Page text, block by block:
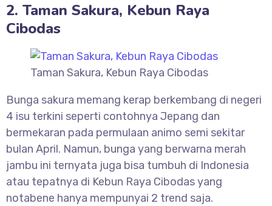
2. Taman Sakura, Kebun Raya
Cibodas
Taman Sakura, Kebun Raya Cibodas
Bunga sakura memang kerap berkembang di negeri
4 isu terkini seperti contohnya Jepang dan
bermekaran pada permulaan animo semi sekitar
bulan April. Namun, bunga yang berwarna merah
jambu ini ternyata juga bisa tumbuh di Indonesia
atau tepatnya di Kebun Raya Cibodas yang
notabene hanya mempunyai 2 trend saja.